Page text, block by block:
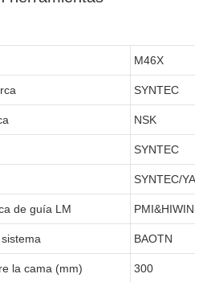
M46X
SYNTEC
NSK
SYNTEC
SYNTEC/
de guía LM PMI&HIWIN
BAOTN
la cama (mm) 300